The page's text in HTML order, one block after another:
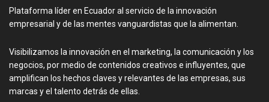
Plataforma líder en Ecuador al servicio de la innovación
empresarial y de las mentes vanguardistas que la alimentan.
Visibilizamos la innovación en el marketing, la comunicación y los
negocios, por medio de contenidos creativos e influyentes, que
amplifican los hechos claves y relevantes de las empresas, sus
marcas y el talento detrás de ellas.